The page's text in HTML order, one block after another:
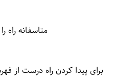
متاسفانه راه
برای پیدا کردن راه درست از